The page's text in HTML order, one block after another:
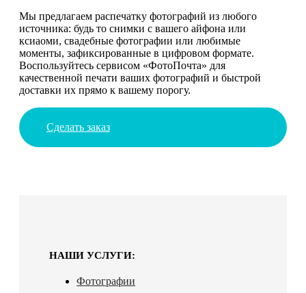
Мы предлагаем распечатку фотографий из любого
источника: будь то снимки с вашего айфона или
ксиаоми, свадебные фотографии или любимые
моменты, зафиксированные в цифровом формате.
Воспользуйтесь сервисом «ФотоПочта» для
качественной печати ваших фотографий и быстрой
доставки их прямо к вашему порогу.
Сделать заказ
НАШИ УСЛУГИ:
Фотографии